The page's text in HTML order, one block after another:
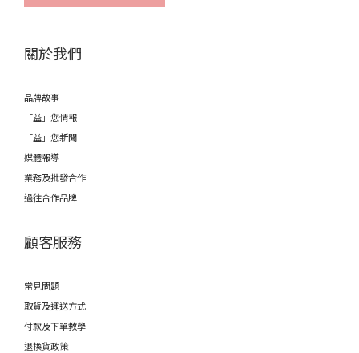
關於我們
品牌故事
「益」您情報
「益」您新聞
媒體報導
業務及批發合作
過往合作品牌
顧客服務
常見問題
取貨及運送方式
付款及下單教學
退換貨政策